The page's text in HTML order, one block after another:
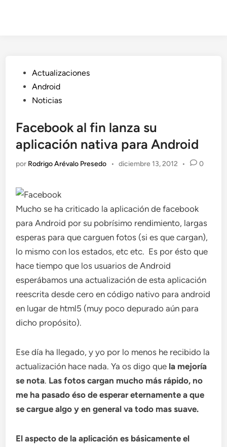
Publicado
en
Actualizaciones
Android
Noticias
Facebook al fin lanza su
aplicación nativa para Android
por Rodrigo Arévalo Presedo • diciembre 13, 2012 • 0
Mucho se ha criticado la aplicación de facebook
para Android por su pobrísimo rendimiento, largas
esperas para que carguen fotos (si es que cargan),
lo mismo con los estados, etc etc. Es por ésto que
hace tiempo que los usuarios de Android
esperábamos una actualización de esta aplicación
reescrita desde cero en código nativo para android
en lugar de html5 (muy poco depurado aún para
dicho propósito).
Ese día ha llegado, y yo por lo menos he recibido la
actualización hace nada. Ya os digo que la mejoría
se nota. Las fotos cargan mucho más rápido, no
me ha pasado éso de esperar eternamente a que
se cargue algo y en general va todo mas suave.
El aspecto de la aplicación es básicamente el